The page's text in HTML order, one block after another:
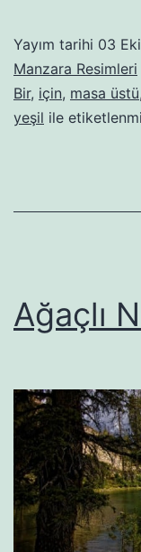
Yayım tarihi 03
Manzara Resimleri
Bir, için, masa üstü,
yeşil ile
Ağaçlı